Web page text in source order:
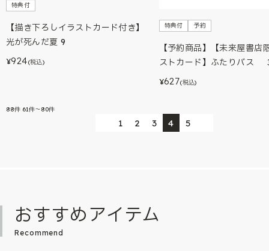
特典付
【描き下ろしイラストカード付き】
光が死んだ夏 9
¥924(税込)
特典付 予約
【予約商品】【未来屋書店
ストカード】ふたりバス
¥627(税込)
88件 61件～80件
1 2 3 4 5
おすすめアイテム
Recommend